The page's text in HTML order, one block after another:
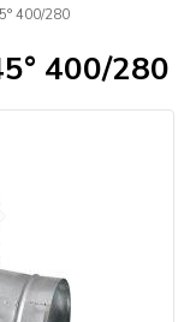
400/280
400/280